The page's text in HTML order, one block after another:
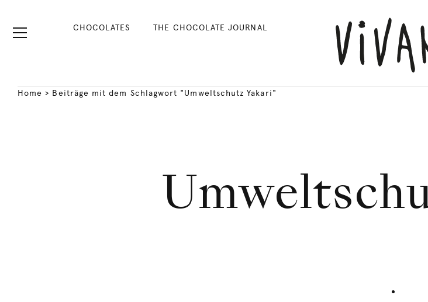
CHOCOLATES THE CHOCOLATE JOURNAL
Home > Beiträge mit dem Schlagwort "Umweltschutz Yakari"